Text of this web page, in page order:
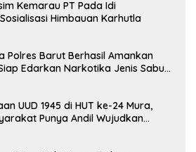
Kemarau PT Pada Idi
Himbauan Karhutla
Polres Barut Berhasil Amankan
Edarkan Narkotika Jenis Sabu
UUD 1945 di HUT ke-24 Mura,
Punya Andil Wujudkan